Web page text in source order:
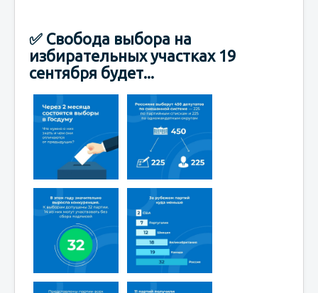
✅ Свобода выбора на
избирательных участках 19
сентября будет...